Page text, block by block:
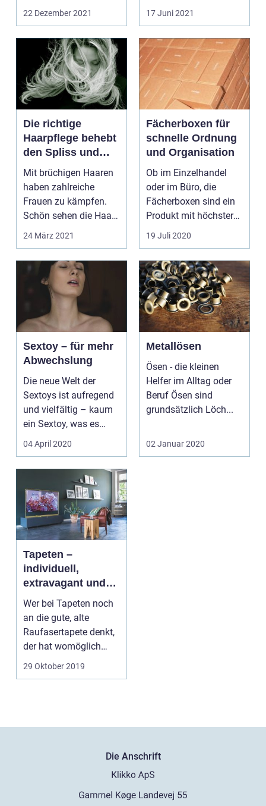
Tapeten für Kinder.
22 Dezember 2021
Wänden. Daher s...
17 Juni 2021
Die richtige
Haarpflege behebt
den Spliss und
Haarbruch
Mit brüchigen Haaren
haben zahlreiche
Frauen zu kämpfen.
Schön sehen die Haare
nicht mehr aus, wenn
24 März 2021
Fächerboxen für
schnelle Ordnung
und Organisation
Ob im Einzelhandel
oder im Büro, die
Fächerboxen sind ein
Produkt mit höchster
Ordnung und
19 Juli 2020
Sextoy – für mehr
Abwechslung
Die neue Welt der
Sextoys ist aufregend
und vielfältig – kaum
ein Sextoy, was es
nicht gibt. Sextoys...
04 April 2020
Metallösen
Ösen - die kleinen
Helfer im Alltag oder
Beruf Ösen sind
grundsätzlich Löch...
02 Januar 2020
Tapeten –
individuell,
extravagant und
vielseitig wie nie
zuvor
Wer bei Tapeten noch
an die gute, alte
Raufasertapete denkt,
der hat womöglich
etwas Entscheide...
29 Oktober 2019
Die Anschrift